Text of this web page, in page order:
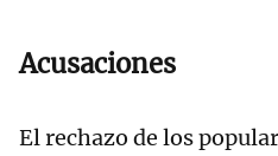
Acusaciones
El rechazo de los